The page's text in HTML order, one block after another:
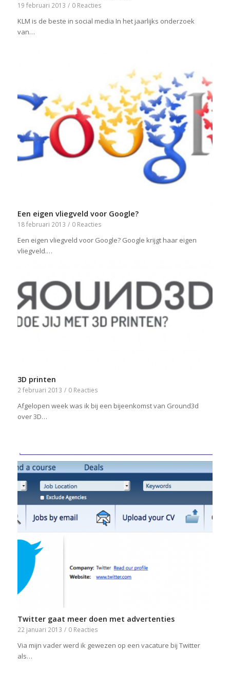
19 februari 2013 / 0 Reacties
KLM is de beste in social media In het jaarlijks onderzoek
van…
Een eigen vliegveld voor Google?
18 februari 2013 / 0 Reacties
Een eigen vliegveld voor Google? Google krijgt haar eigen
vliegveld.…
3D printen
2 februari 2013 / 0 Reacties
Afgelopen week was ik bij een bijeenkomst van Ground3d
over 3D…
Twitter gaat meer doen met advertenties
22 januari 2013 / 0 Reacties
Via mijn vader werd ik gewezen op een vacature bij Twitter
als…